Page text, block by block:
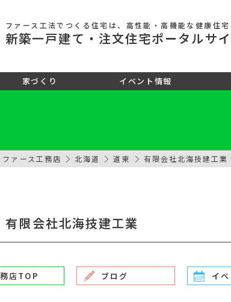
ファース工法でつくる住宅 は、高性能・高機能な健康住宅
新築一戸建て ・注文住宅ポータルサ
家づくり イベント情報
ァース工務店 北海道 道東 有限会社北海技建工業
有限会社北海技建工業
店TOP ブログ イ